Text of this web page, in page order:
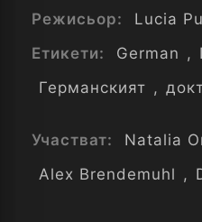
Режисьор:
Lucia
Етикети:
German ,
Германският ,
Участват: Natalia
Alex Brendemuhl ,